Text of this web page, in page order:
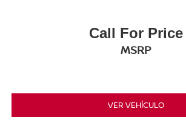
Call For Price
MSRP
VER VEHÍCULO